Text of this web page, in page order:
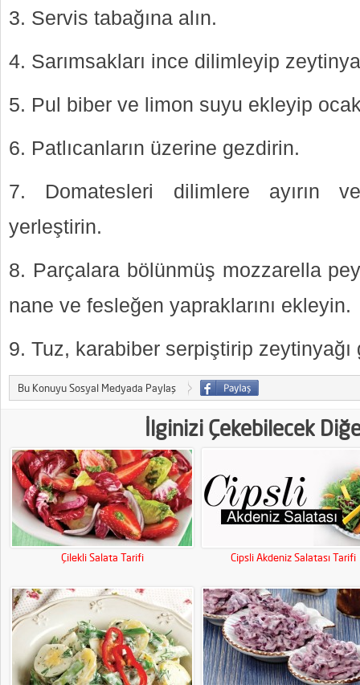
Servis tabağına alın.
Sarımsakları ince dilimleyip
Pul biber ve limon suyu ekleyip
Patlıcanların üzerine gezdirin.
Domatesleri dilimlere ayırın
yerleştirin.
Parçalara bölünmüş mozzarella
nane ve fesleğen yapraklarını ekleyin.
Tuz, karabiber serpiştirip zeytinyağı
Bu Konuyu Sosyal Medyada Paylaş
İlginizi Çekebilecek
Çilekli Salata Tarifi Cipsli Akdeniz Salatası Tarifi